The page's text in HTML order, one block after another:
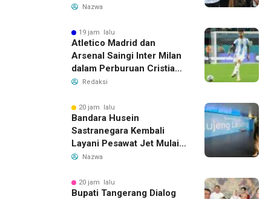
yang Roboh Akibat Puting
Nazwa
19 jam lalu
Atletico Madrid dan
Arsenal Saingi Inter Milan
dalam Perburuan Cristian
Romero, Transfer Bek
Redaksi
20 jam lalu
Bandara Husein
Sastranegara Kembali
Layani Pesawat Jet Mulai
14 Agustus 2026, Garuda
Bandung-Denpasar
Nazwa
20 jam lalu
Bupati Tangerang Dialog